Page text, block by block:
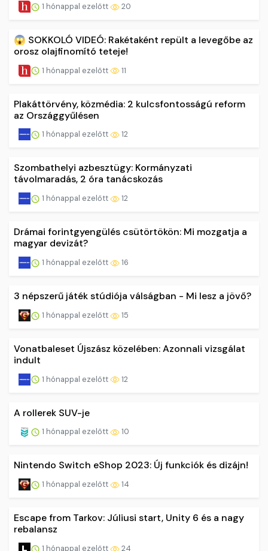
1 hónappal ezelőtt 20
😱 SOKKOLÓ VIDEÓ: Rakétaként repült a levegőbe az
orosz olajfinomító teteje!
1 hónappal ezelőtt 11
Plakáttörvény, közmédia: 2 kulcsfontosságú reform
az Országgyűlésen
1 hónappal ezelőtt 12
Szombathelyi azbesztügy: Kormányzati
távolmaradás, 2 óra tanácskozás
1 hónappal ezelőtt 12
Drámai forintgyengülés csütörtökön: Mi mozgatja a
magyar devizát?
1 hónappal ezelőtt 16
3 népszerű játék stúdiója válságban - Mi lesz a jövő?
1 hónappal ezelőtt 15
Vonatbaleset Újszász közelében: Azonnali vizsgálat
indult
1 hónappal ezelőtt 12
A rollerek SUV-je
1 hónappal ezelőtt 10
Nintendo Switch eShop 2023: Új funkciók és dizájn!
1 hónappal ezelőtt 14
Escape from Tarkov: Júliusi start, Unity 6 és a nagy
rebalansz
1 hónappal ezelőtt 24